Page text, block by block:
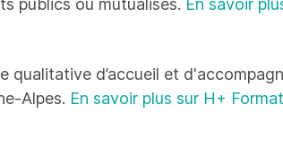
qualitative d’accueil et
Alpes. En savoir plus sur H+